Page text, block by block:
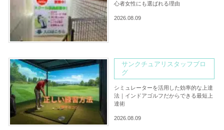
心者女性にも選ばれる理由
2026.08.09
サンクチュアリスタッフブロ
グ
シミュレーターを活用した効率的な上達
法｜インドアゴルフだからできる最短上
達術
2026.08.09